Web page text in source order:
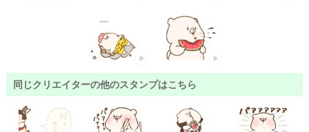
同じクリエイターの他のスタンプはこちら